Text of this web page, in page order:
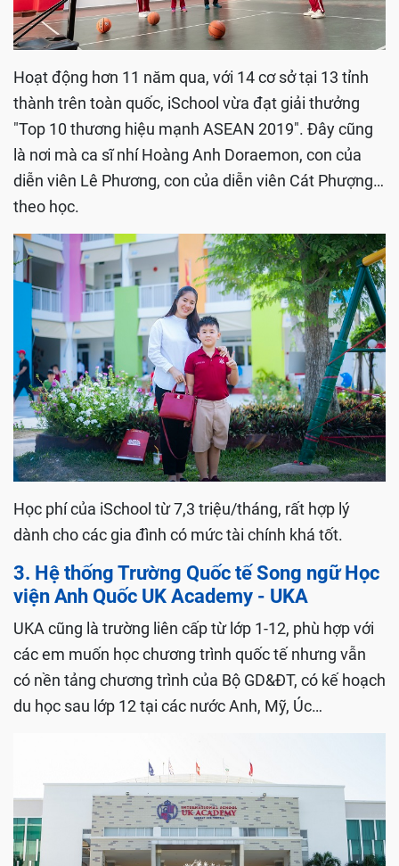
Hoạt động hơn 11 năm qua, với 14 cơ sở tại 13 tỉnh
thành trên toàn quốc, iSchool vừa đạt giải thưởng
"Top 10 thương hiệu mạnh ASEAN 2019". Đây cũng
là nơi mà ca sĩ nhí Hoàng Anh Doraemon, con của
diễn viên Lê Phương, con của diễn viên Cát Phượng…
theo học.
Học phí của iSchool từ 7,3 triệu/tháng, rất hợp lý
dành cho các gia đình có mức tài chính khá tốt.
3. Hệ thống Trường Quốc tế Song ngữ Học
viện Anh Quốc UK Academy - UKA
UKA cũng là trường liên cấp từ lớp 1-12, phù hợp với
các em muốn học chương trình quốc tế nhưng vẫn
có nền tảng chương trình của Bộ GD&ĐT, có kế hoạch
du học sau lớp 12 tại các nước Anh, Mỹ, Úc…